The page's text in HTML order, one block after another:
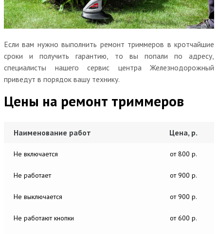
Если вам нужно выполнить ремонт триммеров в кротчайшие
сроки и получить гарантию, то вы попали по адресу,
специалисты нашего сервис центра Железнодорожный
приведут в порядок вашу технику.
Цены на ремонт триммеров
Наименование работ Цена, р.
Не включается от 800 р.
Не работает от 900 р.
Не выключается от 900 р.
Не работают кнопки от 600 р.